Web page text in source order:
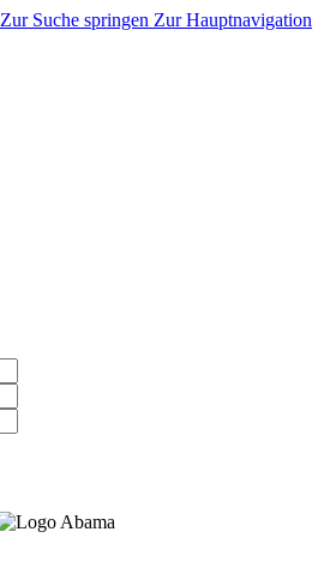
Zur Suche springen Zur Hauptnavigation